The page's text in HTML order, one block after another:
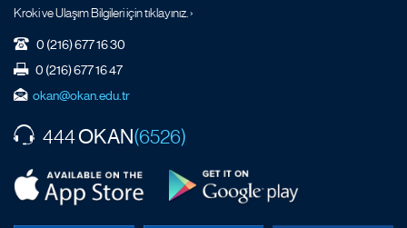
Kroki ve Ulaşım Bilgileri için tıklayınız. ›
0 (216) 677 16 30
0 (216) 677 16 47
okan@okan.edu.tr
444OKAN(6526)